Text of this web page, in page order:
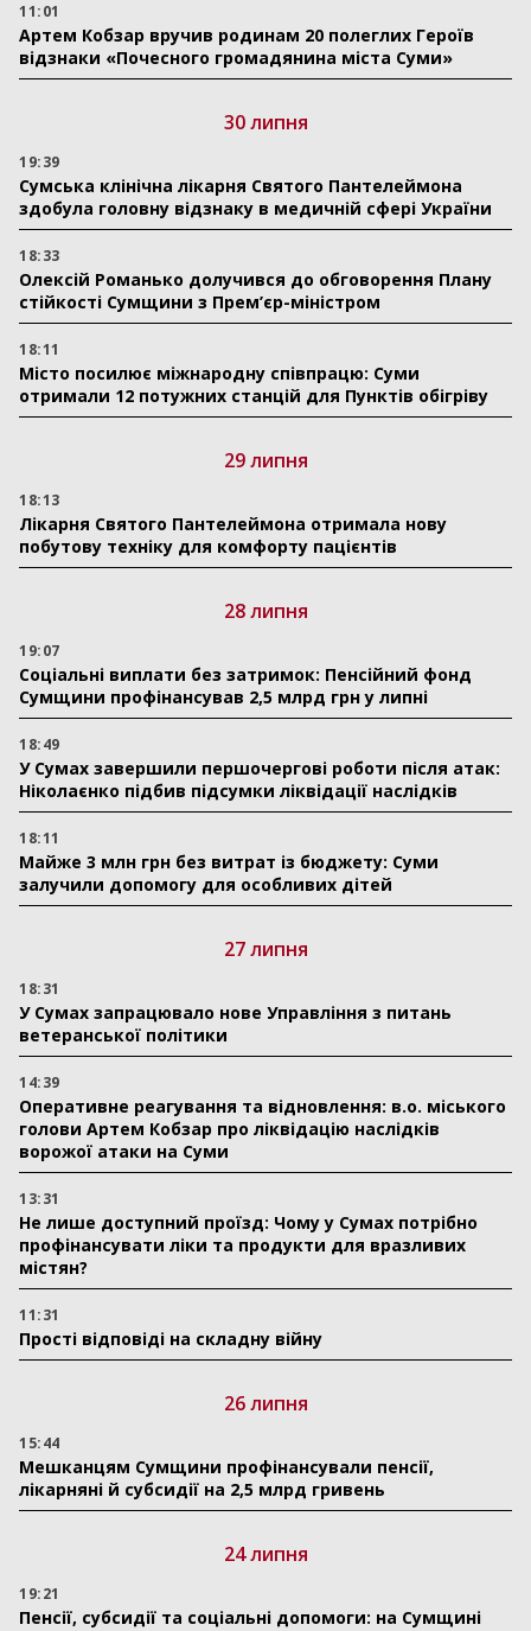
11:01
Артем Кобзар вручив родинам 20 полеглих Героїв
відзнаки «Почесного громадянина міста Суми»
30 липня
19:39
Сумська клінічна лікарня Святого Пантелеймона
здобула головну відзнаку в медичній сфері України
18:33
Олексій Романько долучився до обговорення Плану
стійкості Сумщини з Прем’єр-міністром
18:11
Місто посилює міжнародну співпрацю: Суми
отримали 12 потужних станцій для Пунктів обігріву
29 липня
18:13
Лікарня Святого Пантелеймона отримала нову
побутову техніку для комфорту пацієнтів
28 липня
19:07
Соціальні виплати без затримок: Пенсійний фонд
Сумщини профінансував 2,5 млрд грн у липні
18:49
У Сумах завершили першочергові роботи після атак:
Ніколаєнко підбив підсумки ліквідації наслідків
18:11
Майже 3 млн грн без витрат із бюджету: Суми
залучили допомогу для особливих дітей
27 липня
18:31
У Сумах запрацювало нове Управління з питань
ветеранської політики
14:39
Оперативне реагування та відновлення: в.о. міського
голови Артем Кобзар про ліквідацію наслідків
ворожої атаки на Суми
13:31
Не лише доступний проїзд: Чому у Сумах потрібно
профінансувати ліки та продукти для вразливих
містян?
11:31
Прості відповіді на складну війну
26 липня
15:44
Мешканцям Сумщини профінансували пенсії,
лікарняні й субсидії на 2,5 млрд гривень
24 липня
19:21
Пенсії, субсидії та соціальні допомоги: на Сумщині